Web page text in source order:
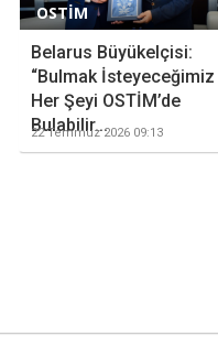
OSTİM
Belarus Büyükelçisi:
“Bulmak İsteyeceğimiz
Her Şeyi OSTİM’de
Bulabilir...
22 Temmuz 2026 09:13